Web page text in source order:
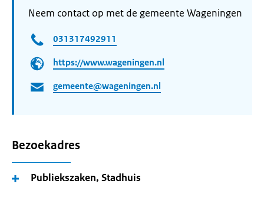
Neem contact op met de gemeente Wageningen
031317492911
https://www.wageningen.nl
gemeente@wageningen.nl
Bezoekadres
Publiekszaken, Stadhuis